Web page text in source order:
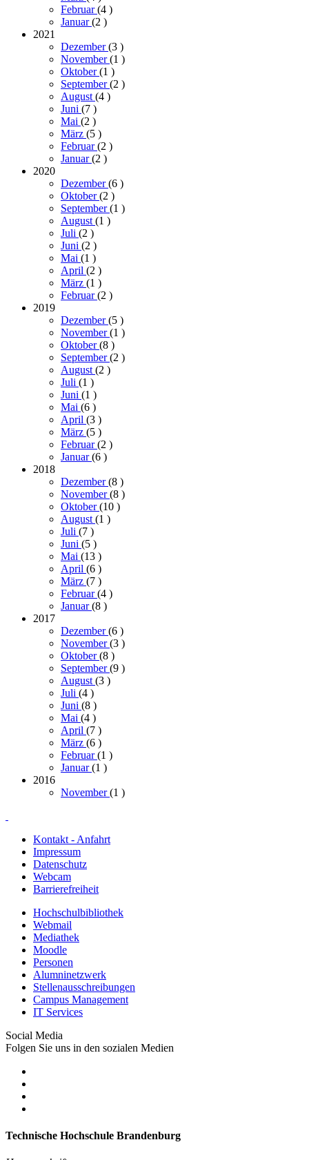
Februar(4 )
Januar(2 )
2021
Dezember(3 )
November(1 )
Oktober(1 )
September(2 )
August (4 )
Juni (7 )
Mai (2 )
März (5 )
Februar(2 )
Januar(2 )
2020
Dezember(6 )
Oktober(2 )
September(1 )
August (1 )
Juli (2 )
Juni (2 )
Mai (1 )
April (2 )
März (1 )
Februar(2 )
2019
Dezember(5 )
November(1 )
Oktober(8 )
September(2 )
August (2 )
Juli (1 )
Juni (1 )
Mai (6 )
April (3 )
März (5 )
Februar(2 )
Januar(6 )
2018
Dezember(8 )
November(8 )
Oktober(10 )
August (1 )
Juli (7 )
Juni (5 )
Mai (13 )
April (6 )
März (7 )
Februar(4 )
Januar(8 )
2017
Dezember(6 )
November(3 )
Oktober(8 )
September(9 )
August (3 )
Juli (4 )
Juni (8 )
Mai (4 )
April (7 )
März (6 )
Februar(1 )
Januar(1 )
2016
November(1 )
Kontakt - Anfahrt
Impressum
Datenschutz
Webcam
Barrierefreiheit
Hochschulbibliothek
Webmail
Mediathek
Moodle
Personen
Alumninetzwerk
Stellenausschreibungen
Campus Management
IT Services
Social Media
Folgen Sie uns in den sozialen Medien
Technische Hochschule Brandenburg